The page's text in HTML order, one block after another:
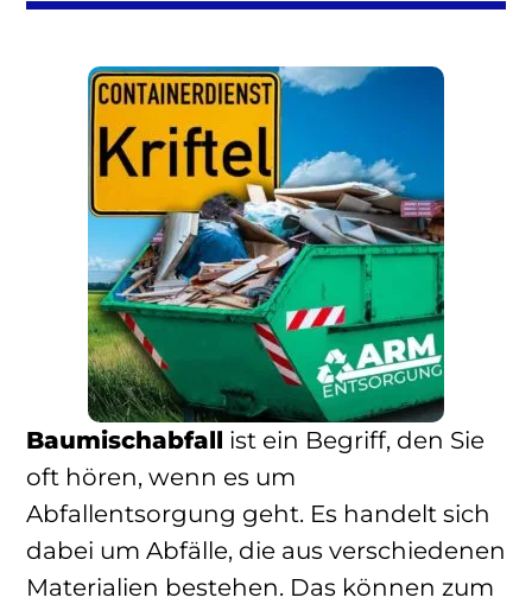
Baumischabfall ist ein Begriff, den Sie
oft hören, wenn es um
Abfallentsorgung geht. Es handelt sich
dabei um Abfälle, die aus verschiedenen
Materialien bestehen. Das können zum